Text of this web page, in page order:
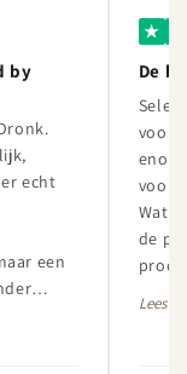
by
echt
een
★
De
voor
Wat
de
Lees